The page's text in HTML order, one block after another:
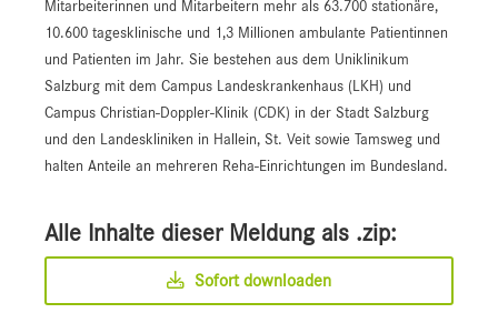
Mitarbeiterinnen und Mitarbeitern mehr als 63.700 stationäre,
10.600 tagesklinische und 1,3 Millionen ambulante Patientinnen
und Patienten im Jahr. Sie bestehen aus dem Uniklinikum
Salzburg mit dem Campus Landeskrankenhaus (LKH) und
Campus Christian-Doppler-Klinik (CDK) in der Stadt Salzburg
und den Landeskliniken in Hallein, St. Veit sowie Tamsweg und
halten Anteile an mehreren Reha-Einrichtungen im Bundesland.
Alle Inhalte dieser Meldung als .zip:
Sofort downloaden